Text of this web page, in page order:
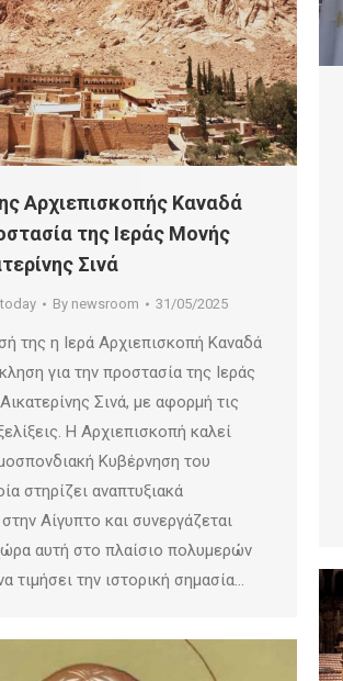
Αρχιεπισκοπής Καναδά
της Ιεράς Μονής
Σινά
By newsroom 31/05/2025
της η Ιερά Αρχιεπισκοπή Καναδά
για την προστασία της Ιεράς
Σινά, με αφορμή τις
Η Αρχιεπισκοπή καλεί
Κυβέρνηση του
στηρίζει αναπτυξιακά
Αίγυπτο και συνεργάζεται
αυτή στο πλαίσιο πολυμερών
τιμήσει την ιστορική σημασία…